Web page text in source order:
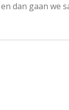
dan gaan we